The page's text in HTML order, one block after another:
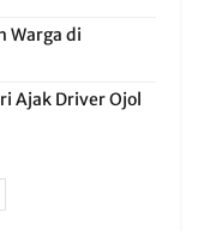
Warga di
Ajak Driver Ojol